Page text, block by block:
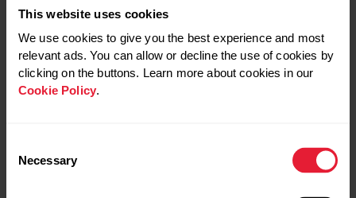
This website uses cookies
We use cookies to give you the best experience and most
relevant ads. You can allow or decline the use of cookies by
clicking on the buttons. Learn more about cookies in our
Cookie Policy.
Selection
Necessary
sprechen. Dieser Ansatz setzt im Wesentlichen darauf,
über Jahre hinweg ein hohes Trainingsvolumen bei
niedriger Intensität aufzubauen, kombiniert mit den
sogenannten Double-Threshold-Einheiten, deren Intensität
genau durch Blutlaktatmessungen gesteuert wird.
DIE NORWEGISCHE METHODE ALS
BEISPIEL FÜRS SCHWELLENTRAINING